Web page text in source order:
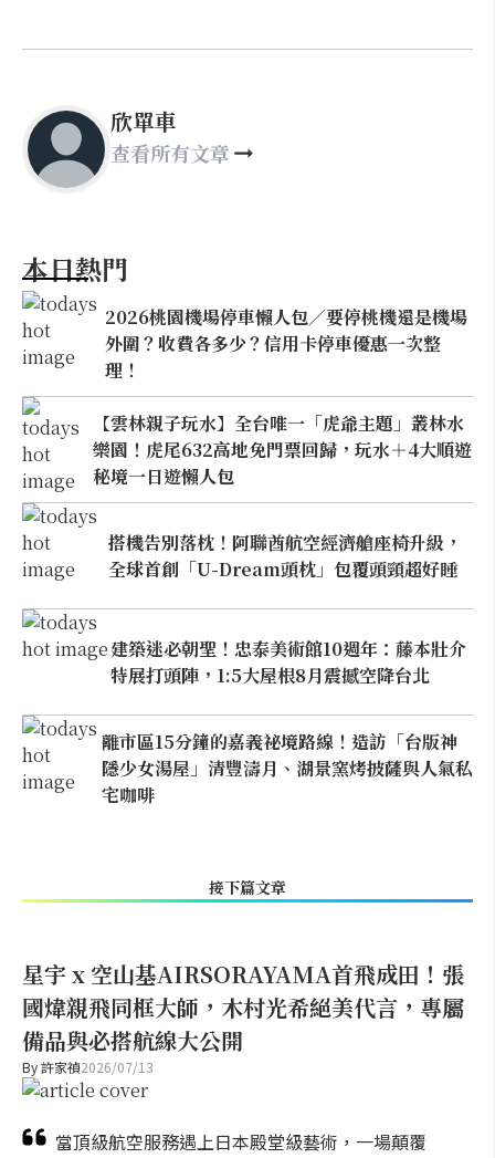
欣單車
查看所有文章
本日熱門
2026桃園機場停車懶人包／要停桃機還是機場
外圍？收費各多少？信用卡停車優惠一次整
理！
【雲林親子玩水】全台唯一「虎爺主題」叢林水
樂園！虎尾632高地免門票回歸，玩水＋4大順遊
秘境一日遊懶人包
搭機告別落枕！阿聯酋航空經濟艙座椅升級，
全球首創「U-Dream頭枕」包覆頭頸超好睡
建築迷必朝聖！忠泰美術館10週年：藤本壯介
特展打頭陣，1:5大屋根8月震撼空降台北
離市區15分鐘的嘉義祕境路線！造訪「台版神
隱少女湯屋」清豐濤月、湖景窯烤披薩與人氣私
宅咖啡
接下篇文章
星宇 x 空山基AIRSORAYAMA首飛成田！張
國煒親飛同框大師，木村光希絕美代言，專屬
備品與必搭航線大公開
By許家禎2026/07/13
當頂級航空服務遇上日本殿堂級藝術，一場顛覆